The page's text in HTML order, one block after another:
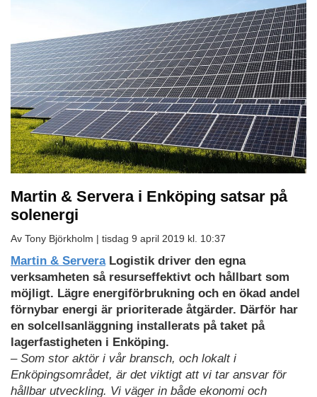
Martin & Servera i Enköping satsar på
solenergi
Av Tony Björkholm | tisdag 9 april 2019 kl. 10:37
Martin & ServeraLogistik driver den egna
verksamheten så resurseffektivt och hållbart som
möjligt. Lägre energiförbrukning och en ökad andel
förnybar energi är prioriterade åtgärder. Därför har
en solcellsanläggning installerats på taket på
lagerfastigheten i Enköping.
– Som stor aktör i vår bransch, och lokalt i
Enköpingsområdet, är det viktigt att vi tar ansvar för
hållbar utveckling. Vi väger in både ekonomi och